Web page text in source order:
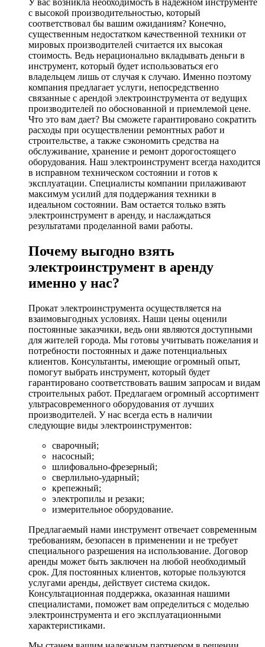
У вас возникла необходимость в надежном инструменте
с высокой производительностью, который
соответствовал бы вашим ожиданиям? Конечно,
существенным недостатком качественной техники от
мировых производителей считается их высокая
стоимость. Ведь нерационально вкладывать деньги в
инструмент, который будет использоваться его
владельцем лишь от случая к случаю. Именно поэтому
компания предлагает услуги, непосредственно
связанные с арендой электроинструмента от ведущих
производителей по обоснованной и приемлемой цене.
Что это вам дает? Вы сможете гарантировано сократить
расходы при осуществлении ремонтных работ и
строительстве, а также сэкономить средства на
обслуживание, хранение и ремонт дорогостоящего
оборудования. Наш электроинструмент всегда находится
в исправном техническом состоянии и готов к
эксплуатации. Специалисты компании прилаживают
максимум усилий для поддержания техники в
идеальном состоянии. Вам остается только взять
электроинструмент в аренду, и наслаждаться
результатами проделанной вами работы.
Почему выгодно взять
электроинструмент в аренду
именно у нас?
Прокат электроинструмента осуществляется на
взаимовыгодных условиях. Наши цены оценили
постоянные заказчики, ведь они являются доступными
для жителей города. Мы готовы учитывать пожелания и
потребности постоянных и даже потенциальных
клиентов. Консультанты, имеющие огромный опыт,
помогут выбрать инструмент, который будет
гарантировано соответствовать вашим запросам и видам
строительных работ. Предлагаем огромный ассортимент
ультрасовременного оборудования от лучших
производителей. У нас всегда есть в наличии
следующие виды электроинструментов:
сварочный;
насосный;
шлифовально-фрезерный;
сверлильно-ударный;
крепежный;
электропилы и резаки;
измерительное оборудование.
Предлагаемый нами инструмент отвечает современным
требованиям, безопасен в применении и не требует
специального разрешения на использование. Договор
аренды может быть заключен на любой необходимый
срок. Для постоянных клиентов, которые пользуются
услугами аренды, действует система скидок.
Консультационная поддержка, оказанная нашими
специалистами, поможет вам определиться с моделью
электроинструмента и его эксплуатационными
характеристиками.